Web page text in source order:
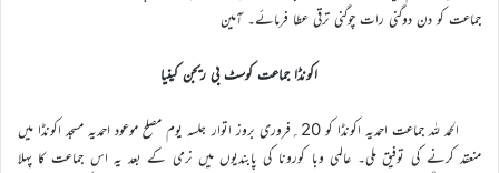
جماعت کو دن دوگنی رات چوگنی ترقی عطا فرمائے۔ آمین
اکونڈا جماعت کوسٹ بی ریجن کینیا
الحمد للہ جماعت احمدیہ اکونڈا کو 20؍فروری بروز اتوار جلسہ یوم مصلح موعود احمدیہ مسجد اکونڈا میں
منعقد کرنے کی توفیق ملی۔ عالمی وبا کورونا کی پابندیوں میں نرمی کے بعد یہ اس جماعت کا پہلا